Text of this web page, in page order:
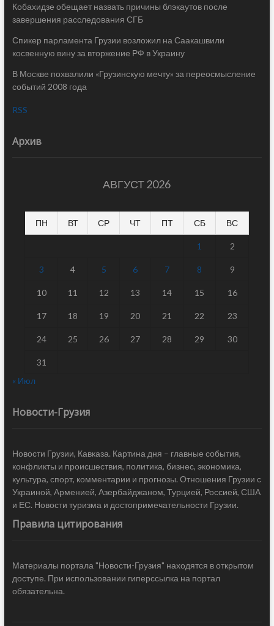
Кобахидзе обещает назвать причины блэкаутов после
завершения расследования СГБ
Спикер парламента Грузии возложил на Саакашвили
косвенную вину за вторжение РФ в Украину
В Москве похвалили «Грузинскую мечту» за переосмысление
событий 2008 года
RSS
Архив
АВГУСТ 2026
ПН ВТ СР ЧТ ПТ СБ ВС
1 2
3 4 5 6 7 8 9
10 11 12 13 14 15 16
17 18 19 20 21 22 23
24 25 26 27 28 29 30
31
« Июл
Новости-Грузия
Новости Грузии, Кавказа. Картина дня – главные события,
конфликты и происшествия, политика, бизнес, экономика,
культура, спорт, комментарии и прогнозы. Отношения Грузии с
Украиной, Арменией, Азербайджаном, Турцией, Россией, США
и ЕС. Новости туризма и достопримечательности Грузии.
Правила цитирования
Материалы портала "Новости-Грузия" находятся в открытом
доступе. При использовании гиперссылка на портал
обязательна.